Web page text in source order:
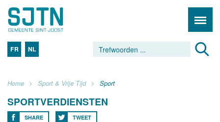
FR NL
Home Sport & Vrije Tijd Sport
SPORTVERDIENSTEN
SHARE TWEET